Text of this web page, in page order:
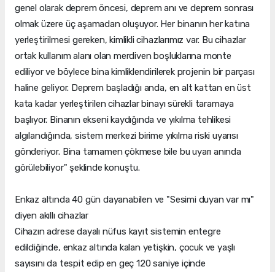
genel olarak deprem öncesi, deprem anı ve deprem sonrası
olmak üzere üç aşamadan oluşuyor. Her binanın her katına
yerleştirilmesi gereken, kimlikli cihazlarımız var. Bu cihazlar
ortak kullanım alanı olan merdiven boşluklarına monte
ediliyor ve böylece bina kimliklendirilerek projenin bir parçası
haline geliyor. Deprem başladığı anda, en alt kattan en üst
kata kadar yerleştirilen cihazlar binayı sürekli taramaya
başlıyor. Binanın ekseni kaydığında ve yıkılma tehlikesi
algılandığında, sistem merkezi birime yıkılma riski uyarısı
gönderiyor. Bina tamamen çökmese bile bu uyarı anında
görülebiliyor" şeklinde konuştu.
Enkaz altında 40 gün dayanabilen ve "Sesimi duyan var mı"
diyen akıllı cihazlar
Cihazın adrese dayalı nüfus kayıt sistemin entegre
edildiğinde, enkaz altında kalan yetişkin, çocuk ve yaşlı
sayısını da tespit edip en geç 120 saniye içinde